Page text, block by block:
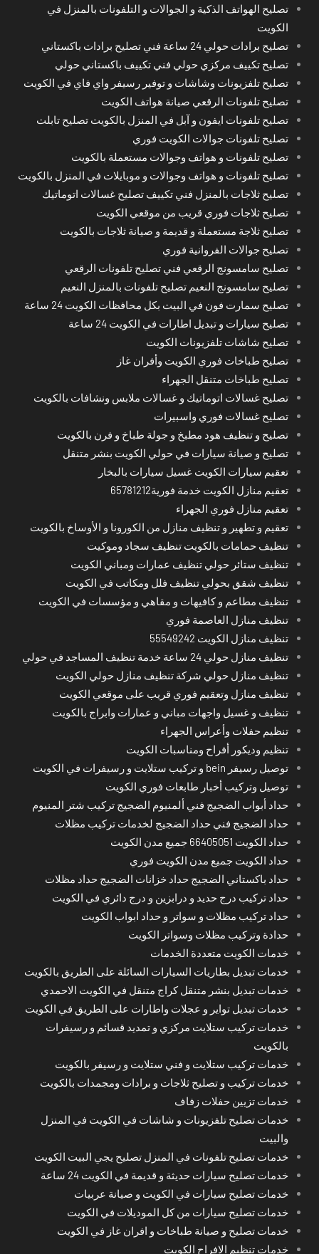
تصليح الهواتف الذكية و الجوالات و التلفونات بالمنزل في
الكويت
تصليح برادات حولي 24 ساعة فني تصليح برادات باكستاني
تصليح تكييف مركزي حولي فني تكييف باكستاني حولي
تصليح تلفزيونات وشاشات و توفير رسيفر واي فاي في الكويت
تصليح تلفونات الرقعي صيانة هواتف الكويت
تصليح تلفونات ايفون و آبل في المنزل بالكويت تصليح تابلت
تصليح تلفونات جوالات الكويت فوري
تصليح تلفونات و هواتف وجوالات مستعملة بالكويت
تصليح تلفونات و هواتف وجوالات و موبايلات في المنزل بالكويت
تصليح ثلاجات بالمنزل فني تكييف تصليح غسالات اتوماتيك
تصليح ثلاجات فوري قريب من موقعي الكويت
تصليح ثلاجة مستعملة و قديمة و صيانة ثلاجات بالكويت
تصليح جوالات الفروانية فوري
تصليح سامسونج الرقعي فني تصليح تلفونات الرقعي
تصليح سامسونج النعيم تصليح تلفونات بالمنزل النعيم
تصليح سمارت فون في البيت بكل محافظات الكويت 24 ساعة
تصليح سيارات و تبديل اطارات في الكويت 24 ساعة
تصليح شاشات تلفزيونات الكويت
تصليح طباخات فوري الكويت وأفران غاز
تصليح طباخات متنقل الجهراء
تصليح غسالات اتوماتيك و غسالات ملابس ونشافات بالكويت
تصليح غسالات فوري واسبيرات
تصليح و تنظيف هود مطبخ و جولة طباخ و فرن بالكويت
تصليح و صيانة سيارات في حولي الكويت بنشر متنقل
تعقيم سيارات الكويت غسيل سيارات بالبخار
تعقيم منازل الكويت خدمة فورية65781212
تعقيم منازل فوري الجهراء
تعقيم و تطهير و تنظيف منازل من الكورونا و الأوساخ بالكويت
تنظيف حمامات بالكويت تنظيف سجاد وموكيت
تنظيف ستائر حولي تنظيف عمارات ومباني الكويت
تنظيف شقق بحولي تنظيف فلل ومكاتب في الكويت
تنظيف مطاعم و كافيهات و مقاهي و مؤسسات في الكويت
تنظيف منازل العاصمة فوري
تنظيف منازل الكويت 55549242
تنظيف منازل حولي 24 ساعة خدمة تنظيف المساجد في حولي
تنظيف منازل حولي شركة تنظيف منازل حولي الكويت
تنظيف منازل وتعقيم فوري قريب على موقعي الكويت
تنظيف و غسيل واجهات مباني و عمارات وابراج بالكويت
تنظيم حفلات وأعراس الجهراء
تنظيم وديكور أفراح ومناسبات الكويت
توصيل رسيفر bein و تركيب ستلايت و رسيفرات في الكويت
توصيل وتركيب أخبار طابعات فوري الكويت
حداد أبواب الضجيج فني ألمنيوم الضجيج تركيب شتر المنيوم
حداد الضجيج فني حداد الضجيج لخدمات تركيب مظلات
حداد الكويت 66405051 جميع مدن الكويت
حداد الكويت جميع مدن الكويت فوري
حداد باكستاني الضجيج حداد خزانات الضجيج حداد مظلات
حداد تركيب درج حديد و درابزين و درج دائري في الكويت
حداد تركيب مظلات و سواتر و حداد ابواب الكويت
حدادة وتركيب مظلات وسواتر الكويت
خدمات الكويت متعددة الخدمات
خدمات تبديل بطاريات السيارات السائلة على الطريق بالكويت
خدمات تبديل بنشر متنقل كراج متنقل في الكويت الاحمدي
خدمات تبديل تواير و عجلات واطارات على الطريق في الكويت
خدمات تركيب ستلايت مركزي و تمديد قسائم و رسيفرات
بالكويت
خدمات تركيب ستلايت و فني ستلايت و رسيفر بالكويت
خدمات تركيب و تصليح ثلاجات و برادات ومجمدات بالكويت
خدمات تزيين حفلات زفاف
خدمات تصليح تلفزيونات و شاشات في الكويت في المنزل
والبيت
خدمات تصليح تلفونات في المنزل تصليح يجي البيت الكويت
خدمات تصليح سيارات حديثة و قديمة في الكويت 24 ساعة
خدمات تصليح سيارات في الكويت و صيانة عربيات
خدمات تصليح سيارات من كل الموديلات في الكويت
خدمات تصليح و صيانة طباخات و افران غاز في الكويت
خدمات تنظيم الافراح الكويت